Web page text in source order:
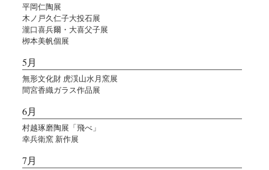
平岡仁陶展
木ノ戸久仁子大投石展
瀧口喜兵爾・大喜父子展
栁本美帆個展
5月
無形文化財 虎渓山水月窯展
間宮香織ガラス作品展
6月
村越琢磨陶展「飛べ」
幸兵衛窯 新作展
7月